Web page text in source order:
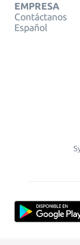
EMPRESA
Contáctanos
Español